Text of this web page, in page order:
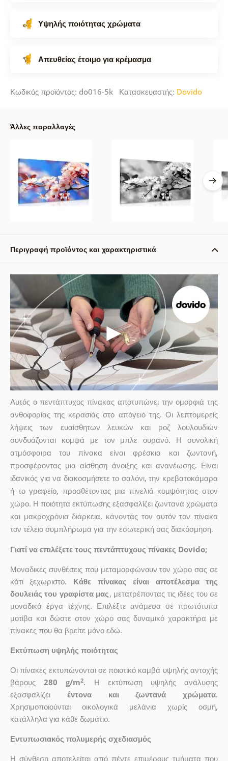
Υψηλής ποιότητας χρώματα
Απευθείας έτοιμο για κρέμασμα
Κωδικός προϊόντος: do016-5k Κατασκευαστής: Dovido
Άλλες παραλλαγές
Περιγραφή προϊόντος και χαρακτηριστικά
Αυτός ο πεντάπτυχος πίνακας αποτυπώνει την ομορφιά της
ανθοφορίας της κερασιάς στο απόγειό της. Οι λεπτομερείς
λήψεις των ευαίσθητων λευκών και ροζ λουλουδιών
συνδυάζονται κομψά με τον μπλε ουρανό. Η συνολική
ατμόσφαιρα του πίνακα είναι φρέσκια και ζωντανή,
προσφέροντας μια αίσθηση άνοιξης και ανανέωσης. Είναι
ιδανικός για να διακοσμήσετε το σαλόνι, την κρεβατοκάμαρα
ή το γραφείο, προσθέτοντας μια πινελιά κομψότητας στον
χώρο. Η ποιότητα εκτύπωσης εξασφαλίζει ζωντανά χρώματα
και μακροχρόνια διάρκεια, κάνοντάς τον αυτόν τον πίνακα
τον τέλειο συμπλήρωμα για την εσωτερική σας διακόσμηση.
Γιατί να επιλέξετε τους πεντάπτυχους πίνακες Dovido;
Μοναδικές συνθέσεις που μεταμορφώνουν τον χώρο σας σε
κάτι ξεχωριστό. Κάθε πίνακας είναι αποτέλεσμα της
δουλειάς του γραφίστα μας, μετατρέποντας τις ιδέες του σε
μοναδικά έργα τέχνης. Επιλέξτε ανάμεσα σε πρωτότυπα
μοτίβα και δώστε στον χώρο σας δυναμικό χαρακτήρα με
πίνακες που θα βρείτε μόνο εδώ.
Εκτύπωση υψηλής ποιότητας
Οι πίνακες εκτυπώνονται σε ποιοτικό καμβά υψηλής αντοχής
βάρους280 g/m2. Η εκτύπωση υψηλής ανάλυσης
εξασφαλίζει έντονα και ζωντανά χρώματα.
Χρησιμοποιούνται οικολογικά μελάνια χωρίς οσμή,
κατάλληλα για κάθε δωμάτιο.
Εντυπωσιακός πολυμερής σχεδιασμός
Η σύνθεση αποτελείται από πέντε επιμέρους τμήματα που